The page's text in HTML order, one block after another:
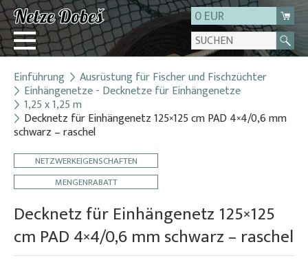
0 EUR
Login
Registrierung
Über uns
Kontakt
Einführung Ausrüstung für Fischer und Fischzüchter
Einhängenetze - Decknetze für Einhängenetze
1,25 x 1,25 m
Decknetz für Einhängenetz 125×125 cm PAD 4×4/0,6 mm
schwarz – raschel
NETZWERKEIGENSCHAFTEN
MENGENRABATT
Decknetz für Einhängenetz 125×125
cm PAD 4×4/0,6 mm schwarz – raschel